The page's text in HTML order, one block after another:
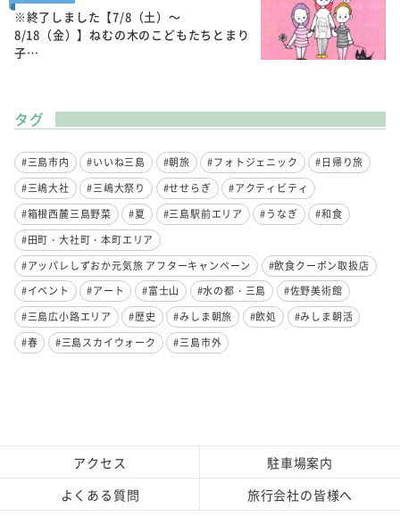
※終了しました【7/8（土）～
8/18（金）】ねむの木のこどもたちとまり
子…
タグ
#三島市内 #いいね三島 #朝旅 #フォトジェニック
#日帰り旅
#三嶋大社
#三嶋大祭り #せせらぎ
#アクティビティ
#箱根西麓三島野菜
#夏 #三島駅前エリア #うなぎ
#和食
#田町・大社町・本町エリア
#アッパレしずおか元気旅 アフターキャンペーン
#飲食クーポン取扱店
#イベント
#アート #富士山 #水の都・三島
#佐野美術館
#三島広小路エリア
#歴史 #みしま朝旅 #飲処
#みしま朝活
#春
#三島スカイウォーク #三島市外
アクセス
駐車場案内
よくある質問
旅行会社の皆様へ